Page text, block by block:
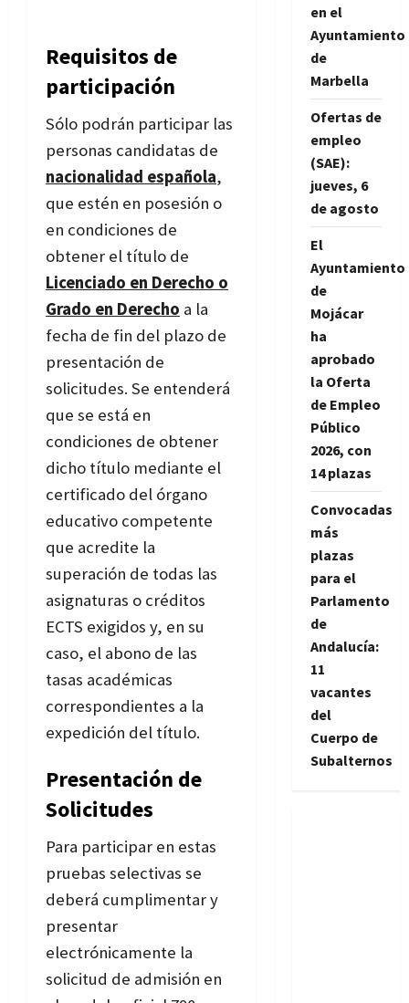
Requisitos de
participación
Sólo podrán participar las
personas candidatas de
nacionalidad española,
que estén en posesión o
en condiciones de
obtener el título de
Licenciado en Derecho o
Grado en Derecho a la
fecha de fin del plazo de
presentación de
solicitudes. Se entenderá
que se está en
condiciones de obtener
dicho título mediante el
certificado del órgano
educativo competente
que acredite la
superación de todas las
asignaturas o créditos
ECTS exigidos y, en su
caso, el abono de las
tasas académicas
correspondientes a la
expedición del título.
Presentación de
Solicitudes
Para participar en estas
pruebas selectivas se
deberá cumplimentar y
presentar
electrónicamente la
solicitud de admisión en
en el
Ayuntamiento
de
Marbella
Ofertas de
empleo
(SAE):
jueves, 6
de agosto
El
Ayuntamiento
de
Mojácar
ha
aprobado
la Oferta
de Empleo
Público
2026, con
14 plazas
Convocadas
más
plazas
para el
Parlamento
de
Andalucía:
11
vacantes
del
Cuerpo de
Subalternos